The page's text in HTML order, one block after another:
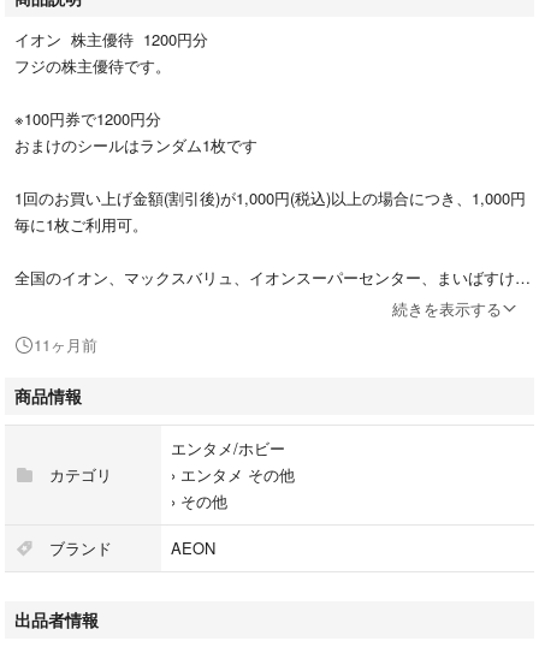
イオン 株主優待 1200円分
フジの株主優待です。
※100円券で1200円分
おまけのシールはランダム1枚です
1回のお買い上げ金額(割引後)が1,000円(税込)以上の場合につき、1,000円
毎に1枚ご利用可。
全国のイオン、マックスバリュ、イオンスーパーセンター、まいばすけっ
と、ザ･ビッグ、KOHYO、ピーコックストア、マルナカ、フジの直営店舗
有効期限：2026年6月30日
ミシン目で折って、水濡れ対策をして、ミニレターまたは定形郵便で発送
いたします。
ご了承いただける方のみご購入お願いします。
#マクドナルド引き換え券 #マクドナルド引換券 #マクドナルド無料券 #マ
マクドナルド株主優待券#クーポン #優待券 #割引券 #かつ丼 #うどん
続きを表示する
11ヶ月前
商品情報
カテゴリ
エンタメ/ホビー
› エンタメ その他
› その他
ブランド AEON
出品者情報